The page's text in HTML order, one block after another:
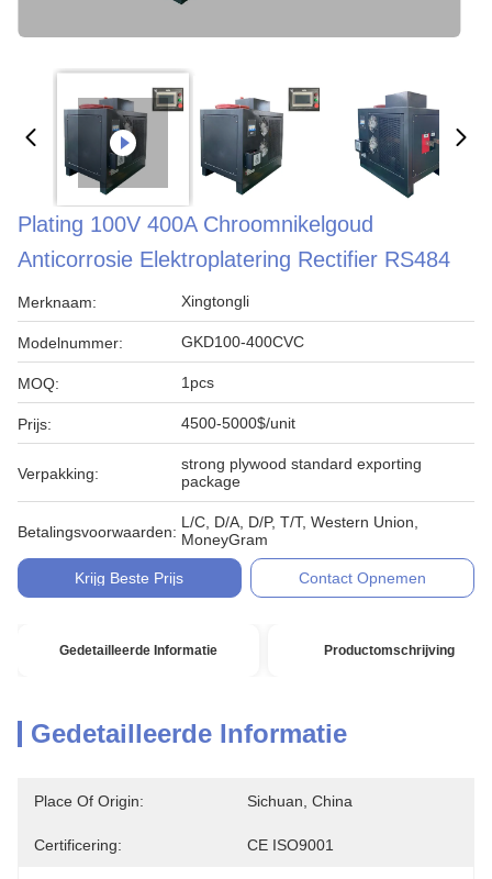
Plating 100V 400A Chroomnikelgoud
Anticorrosie Elektroplatering Rectifier RS484
Merknaam: Xingtongli
Modelnummer: GKD100-400CVC
MOQ: 1pcs
Prijs: 4500-5000$/unit
Verpakking:
strong plywood standard exporting
package
Betalingsvoorwaarden:
L/C, D/A, D/P, T/T, Western Union,
MoneyGram
Krijg Beste Prijs Contact Opnemen
Gedetailleerde Informatie Productomschrijving
Gedetailleerde Informatie
Place Of Origin: Sichuan, China
Certificering: CE ISO9001